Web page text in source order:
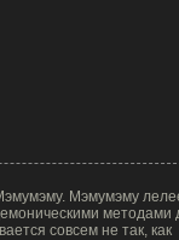
Мэмумэму
методами
совсем не так, как